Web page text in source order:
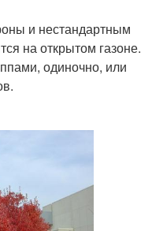
и нестандартным
на открытом газоне.
одиночно, или